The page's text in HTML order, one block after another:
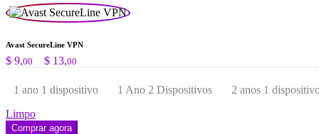
Avast SecureLine VPN
$ 9,00 $ 13,00
$ 9,00
1 ano 1 dispositivo 1 Ano 2 Dispositivos
2 anos 1
Limpo
Comprar agora